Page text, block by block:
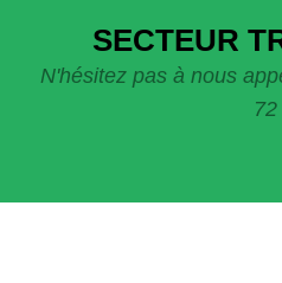
SECTEUR
N'hésitez pas à nous
72